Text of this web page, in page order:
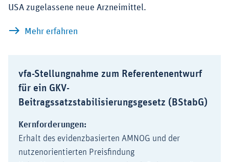
USA zugelassene neue Arzneimittel.
Mehr erfahren
vfa-Stellungnahme zum Referentenentwurf
für ein GKV-
Beitragssatzstabilisierungsgesetz (BStabG)
Kernforderungen:
Erhalt des evidenzbasierten AMNOG und der
nutzenorientierten Preisfindung